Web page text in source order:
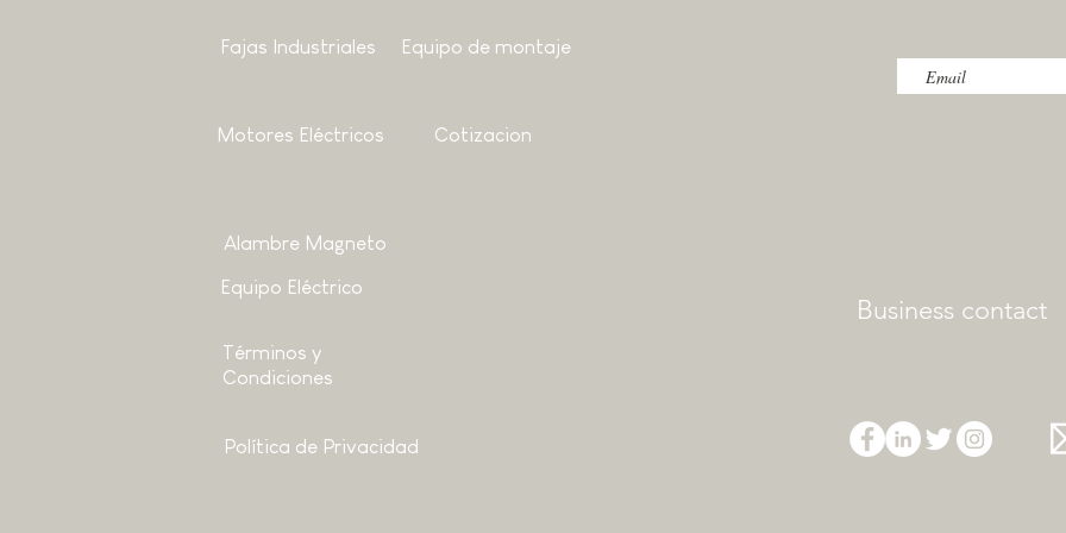
Fajas Industriales Equipo de montaje
Motores Eléctricos Cotizacion
Alambre Magneto
Equipo Eléctrico
Business contact
Términos y
Condiciones
Política de Privacidad